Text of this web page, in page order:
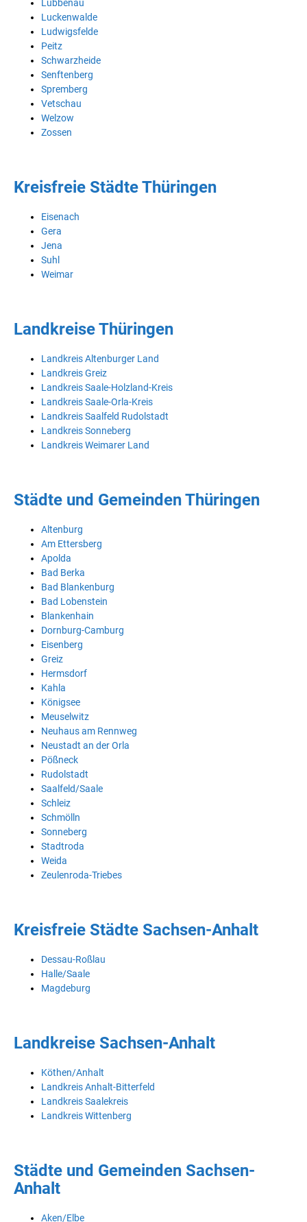
Lübbenau
Luckenwalde
Ludwigsfelde
Peitz
Schwarzheide
Senftenberg
Spremberg
Vetschau
Welzow
Zossen
Kreisfreie Städte Thüringen
Eisenach
Gera
Jena
Suhl
Weimar
Landkreise Thüringen
Landkreis Altenburger Land
Landkreis Greiz
Landkreis Saale-Holzland-Kreis
Landkreis Saale-Orla-Kreis
Landkreis Saalfeld Rudolstadt
Landkreis Sonneberg
Landkreis Weimarer Land
Städte und Gemeinden Thüringen
Altenburg
Am Ettersberg
Apolda
Bad Berka
Bad Blankenburg
Bad Lobenstein
Blankenhain
Dornburg-Camburg
Eisenberg
Greiz
Hermsdorf
Kahla
Königsee
Meuselwitz
Neuhaus am Rennweg
Neustadt an der Orla
Pößneck
Rudolstadt
Saalfeld/Saale
Schleiz
Schmölln
Sonneberg
Stadtroda
Weida
Zeulenroda-Triebes
Kreisfreie Städte Sachsen-Anhalt
Dessau-Roßlau
Halle/Saale
Magdeburg
Landkreise Sachsen-Anhalt
Köthen/Anhalt
Landkreis Anhalt-Bitterfeld
Landkreis Saalekreis
Landkreis Wittenberg
Städte und Gemeinden Sachsen-
Anhalt
Aken/Elbe